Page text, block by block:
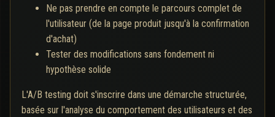
Ne pas prendre en compte le parcours complet de
l'utilisateur (de la page produit jusqu'à la confirmation
d'achat)
Tester des modifications sans fondement ni
hypothèse solide
L'A/B testing doit s'inscrire dans une démarche structurée,
basée sur l'analyse du comportement des utilisateurs et des